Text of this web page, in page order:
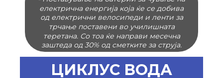
Државно Музичко Училиште -Битола-min
- Поставување на батерии за чување на
електрична енергија која ќе се добива
од електрични велосипеди и ленти за
трчање поставени во училишната
теретана. Со тоа ќе направи месечна
заштеда од 30% од сметките за струја.